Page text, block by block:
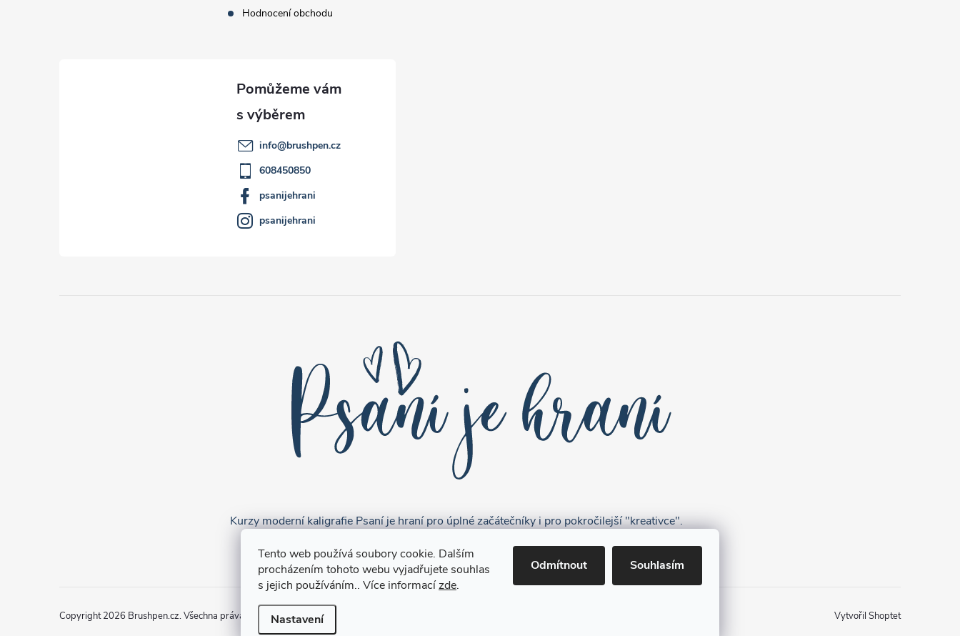
Tento web používá soubory cookie. Dalším
procházením tohoto webu vyjadřujete souhlas
s jejich používáním.. Více informacízde.
Nastavení
Odmítnout Souhlasím
Hodnocení obchodu
info@brushpen.cz
608450850
psanijehrani
psanijehrani
Kurzy moderní kaligrafie Psaní je hraní pro úplné začátečníky i pro pokročilejší "kreativce".
Vytvořil Shoptet
Copyright 2026 Brushpen.cz. Všechna práva vyhrazena.Upravit nastavení cookies